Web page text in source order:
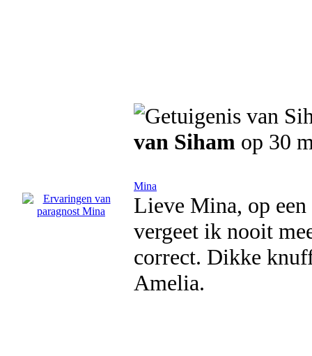
van Siham op 30
Mina
Lieve Mina, op
vergeet ik nooit
correct. Dikke
Amelia.